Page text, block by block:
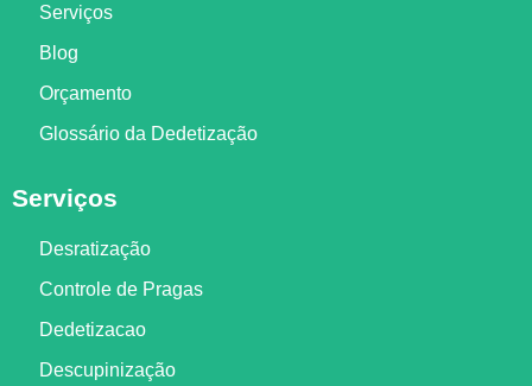
Serviços
Blog
Orçamento
Glossário da Dedetização
Serviços
Desratização
Controle de Pragas
Dedetizacao
Descupinização